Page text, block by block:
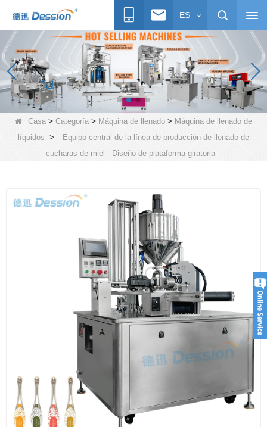
ES
Casa > Categoría > Máquina de llenado > Máquina de llenado de
líquidos >
Equipo central de la línea de producción de llenado de
cucharas de miel - Diseño de plataforma giratoria